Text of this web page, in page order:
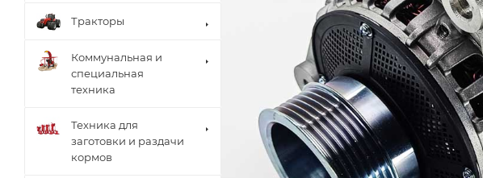
Тракторы
Коммунальная и
специальная
техника
Техника для
заготовки и раздачи
кормов